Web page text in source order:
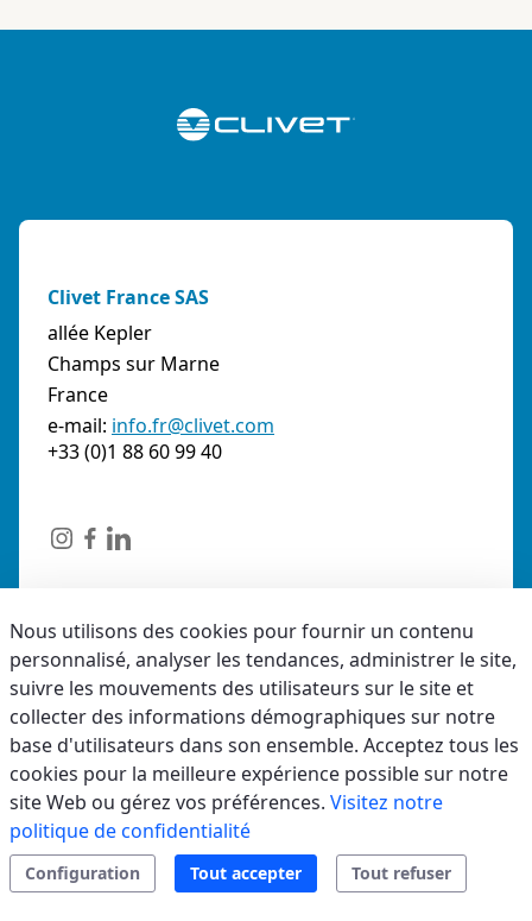
Avantages Spécifications Documentation
Demande d'installation
Clivet France SAS
allée Kepler
Champs sur Marne
France
e-mail: info.fr@clivet.com
+33 (0)1 88 60 99 40
Français
Produits
Professionnels
Contactez-nous
Nous utilisons des cookies pour fournir un contenu
personnalisé, analyser les tendances, administrer le site,
suivre les mouvements des utilisateurs sur le site et
collecter des informations démographiques sur notre
base d'utilisateurs dans son ensemble. Acceptez tous les
cookies pour la meilleure expérience possible sur notre
site Web ou gérez vos préférences. Visitez notre
politique de confidentialité
Configuration Tout accepter Tout refuser